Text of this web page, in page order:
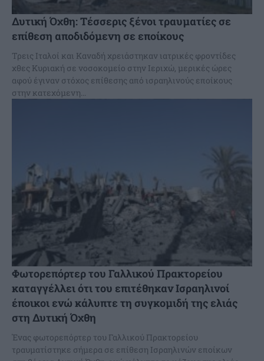
Δυτική Όχθη: Τέσσερις ξένοι τραυματίες σε
επίθεση αποδιδόμενη σε εποίκους
Τρεις Ιταλοί και Καναδή χρειάστηκαν ιατρικές φροντίδες
χθες Κυριακή σε νοσοκομείο στην Ιεριχώ, μερικές ώρες
αφού έγιναν στόχος επίθεσης από ισραηλινούς εποίκους
στην κατεχόμενη...
Φωτορεπόρτερ του Γαλλικού Πρακτορείου
καταγγέλλει ότι του επιτέθηκαν Ισραηλινοί
έποικοι ενώ κάλυπτε τη συγκομιδή της ελιάς
στη Δυτική Όχθη
Ένας φωτορεπόρτερ του Γαλλικού Πρακτορείου
τραυματίστηκε σήμερα σε επίθεση Ισραηλινών εποίκων